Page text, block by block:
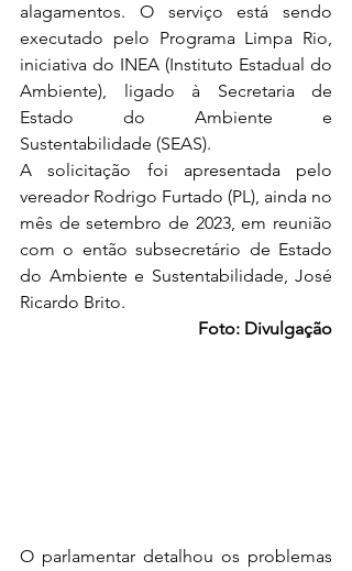
alagamentos. O serviço está sendo
executado pelo Programa Limpa Rio,
iniciativa do INEA (Instituto Estadual do
Ambiente), ligado à Secretaria de
Estado do Ambiente e
Sustentabilidade (SEAS).
A solicitação foi apresentada pelo
vereador Rodrigo Furtado (PL), ainda no
mês de setembro de 2023, em reunião
com o então subsecretário de Estado
do Ambiente e Sustentabilidade, José
Ricardo Brito.
Foto: Divulgação
O parlamentar detalhou os problemas